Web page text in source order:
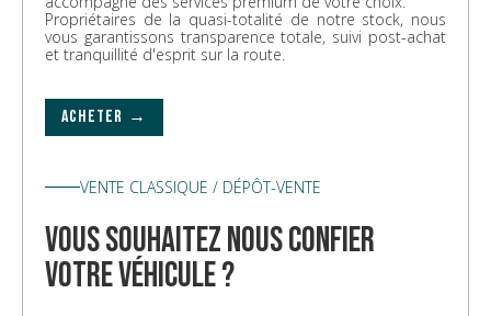
Propriétaires de la quasi-totalité de notre stock, nous
vous garantissons transparence totale, suivi post-achat
et tranquillité d'esprit sur la route.
ACHETER →
VENTE CLASSIQUE / DÉPÔT-VENTE
vous souhaitez nous confier
votre véhicule ?